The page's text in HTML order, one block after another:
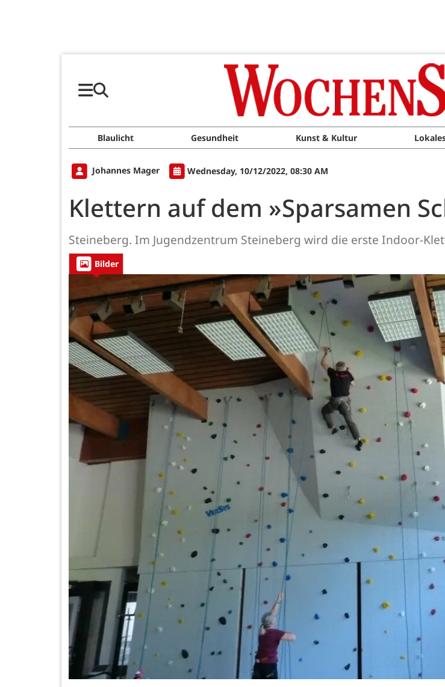
Blaulicht Gesundheit Kunst & Kultur
Johannes Mager Wednesday, 10/12/2022, 08:30 AM
Klettern auf dem »Sparsamen
Steineberg. Im Jugendzentrum Steineberg wird die erste Indoor-
Bilder